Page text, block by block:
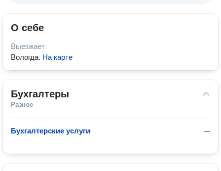
О себе
Выезжает
Вологда. На карте
Бухгалтеры
Разное
—
Бухгалтерские услуги